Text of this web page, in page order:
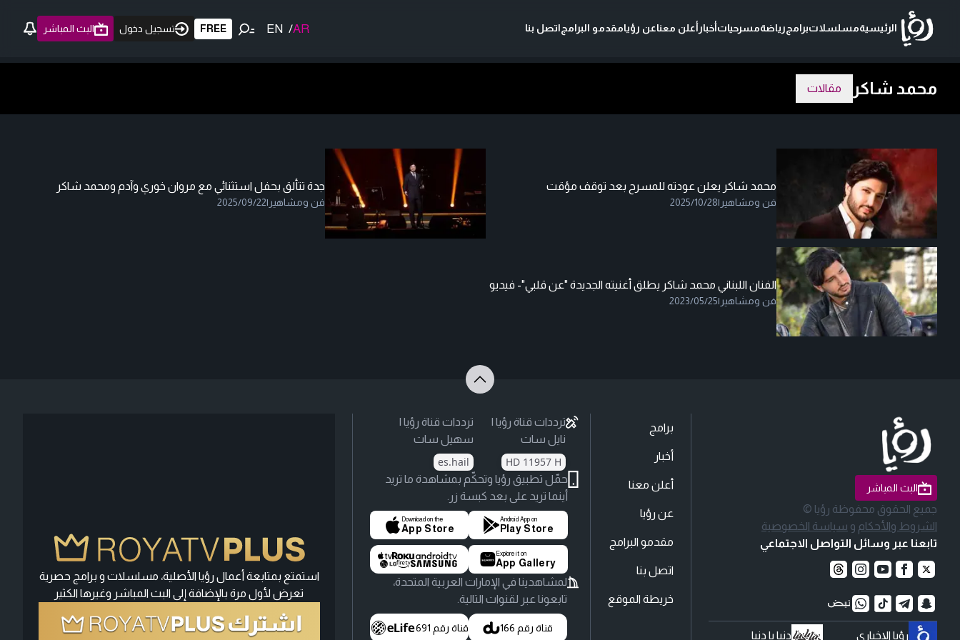
الرئيسيةمسلسلاتبرامجرياضةمسرحياتأخبارأعلن معناعن رؤيامقدمو البرامجاتصل بنا AR
/
EN
FREE تسجيل دخول البث المباشر
محمد شاكر مقالات
محمد شاكر يعلن عودته للمسرح بعد توقف مؤقت
فن ومشاهير |
2025/10/28
جدة تتألق بحفل استثنائي مع مروان خوري وآدم ومحمد شاكر
فن ومشاهير |
2025/09/22
الفنان اللبناني محمد شاكر يطلق أغنيته الجديدة "عن قلبي"- فيديو
فن ومشاهير |
2023/05/25
البث المباشر
جميع الحقوق محفوظة رؤيا ©
الشروط والأحكام و سياسة الخصوصية
تابعنا عبر وسائل التواصل الاجتماعي
رؤيا الإخباري دنيا يا دنيا
برامج
أخبار
أعلن معنا
عن رؤيا
مقدمو البرامج
اتصل بنا
خريطة الموقع
ترددات قناة رؤيا |
نايل سات
HD 11957 H
ترددات قناة رؤيا |
سهيل سات
es.hail
حمّل تطبيق رؤيا وتحكّم بمشاهدة ما تريد
أينما تريد على بعد كبسة زر.
Android App on
Play Store
Download on the
App Store
Explore it on
App Gallery
لمشاهدينا في الإمارات العربية المتحدة،
تابعونا عبر لقنوات التالية.
قناة رقم 166 قناة رقم 691
استمتع بمتابعة أعمال رؤيا الأصلية، مسلسلات و برامج حصرية
تعرض لأول مرة بالإضافة إلى البث المباشر وغيرها الكثير